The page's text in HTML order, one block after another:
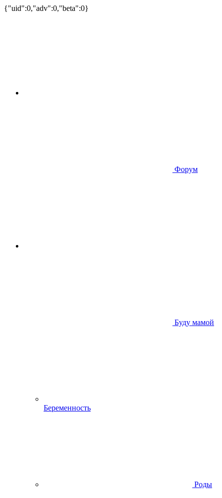
{"uid":0,"adv":0,"beta":0}
Форум
Буду мамой
Беременность
Роды